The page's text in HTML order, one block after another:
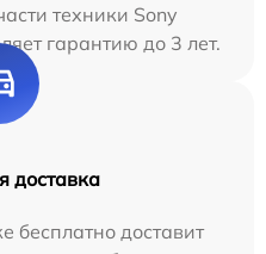
техники Sony
гарантию до 3 лет.
доставка
бесплатно доставит